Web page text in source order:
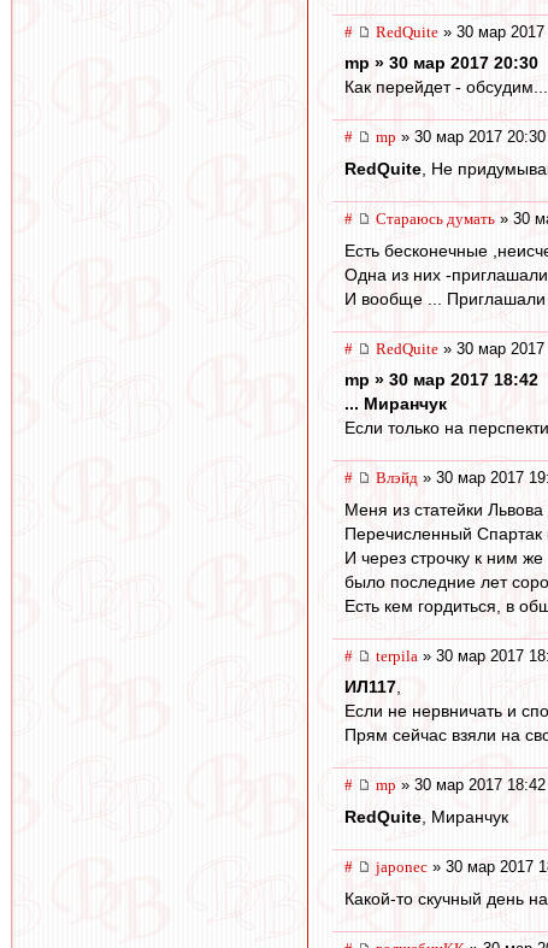
# RedQuite » 30 мар 2017
mp » 30 мар 2017 20:30
Как перейдет - обсудим...
# mp » 30 мар 2017 20:30
RedQuite , Не
# Стараюсь думать » 30
Есть бесконечные
Одна из них -
И вообще ... Приглашали
# RedQuite » 30 мар 2017
mp » 30 мар 2017 18:42
... Миранчук
Если только на
# Влэйд » 30 мар 2017
Меня из статейки
Перечисленный Спартак
И через строчку к ним
было последние лет
Есть кем гордиться, в
# terpila » 30 мар 2017
ИЛ117,
Если не нервничать и
Прям сейчас взяли на
# mp » 30 мар 2017 18:42
RedQuite , Миранчук
# japonec » 30 мар 2017
Какой-то скучный день